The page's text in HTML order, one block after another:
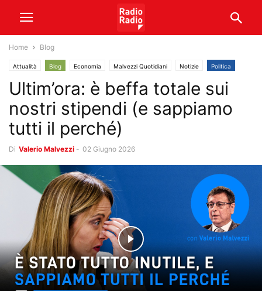
Home Blog
Attualità Blog Economia Malvezzi Quotidiani Notizie Politica
Video
Ultim’ora: è beffa totale sui
nostri stipendi (e sappiamo
tutti il perché)
Di Valerio Malvezzi - 02 Giugno 2026